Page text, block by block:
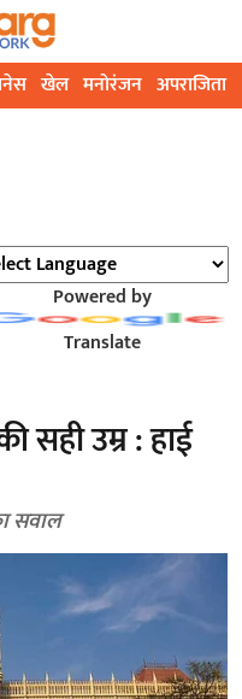
खेल मनोरंजन अपराजिता
Powered by
Translate
सही उम्र : हाई
सवाल